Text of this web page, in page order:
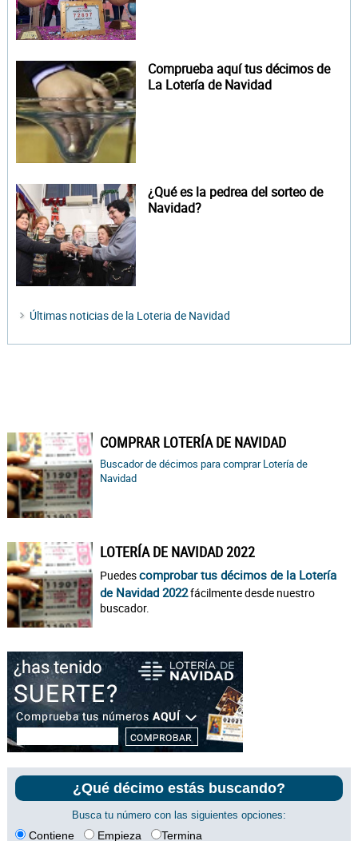
Comprueba aquí tus décimos de
La Lotería de Navidad
¿Qué es la pedrea del sorteo de
Navidad?
Últimas noticias de la Loteria de Navidad
COMPRAR LOTERÍA DE NAVIDAD
Buscador de décimos para comprar Lotería de
Navidad
LOTERÍA DE NAVIDAD 2022
Puedescomprobar tus décimos de la Lotería
de Navidad 2022fácilmente desde nuestro
buscador.
¿Qué décimo estás buscando?
Busca tu número con las siguientes opciones:
Contiene Empieza Termina